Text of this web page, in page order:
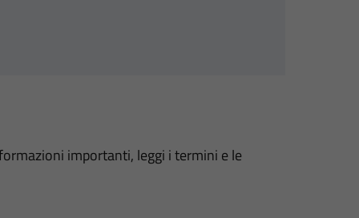
importanti, leggi i termini e le